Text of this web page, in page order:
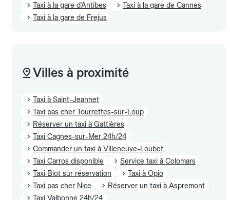
Taxi à la gare d'Antibes
Taxi à la gare de Cannes
Taxi à la gare de Frejus
Villes à proximité
Taxi à Saint-Jeannet
Taxi pas cher Tourrettes-sur-Loup
Réserver un taxi à Gattières
Taxi Cagnes-sur-Mer 24h/24
Commander un taxi à Villeneuve-Loubet
Taxi Carros disponible
Service taxi à Colomars
Taxi Biot sur réservation
Taxi à Opio
Taxi pas cher Nice
Réserver un taxi à Aspremont
Taxi Valbonne 24h/24